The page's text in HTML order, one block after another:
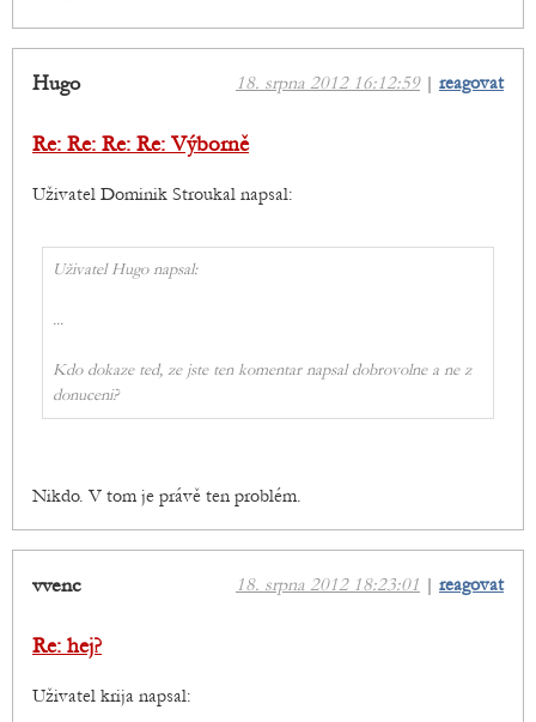
18. srpna 2012 16:12:59| reagovat
Hugo
Re: Re: Re: Re: Výborně
Uživatel Dominik Stroukal napsal:
Uživatel Hugo napsal:
...
Kdo dokaze ted, ze jste ten komentar napsal dobrovolne a ne z
donuceni?
Nikdo. V tom je právě ten problém.
18. srpna 2012 18:23:01 | reagovat
vvenc
Re: hej?
Uživatel krija napsal: